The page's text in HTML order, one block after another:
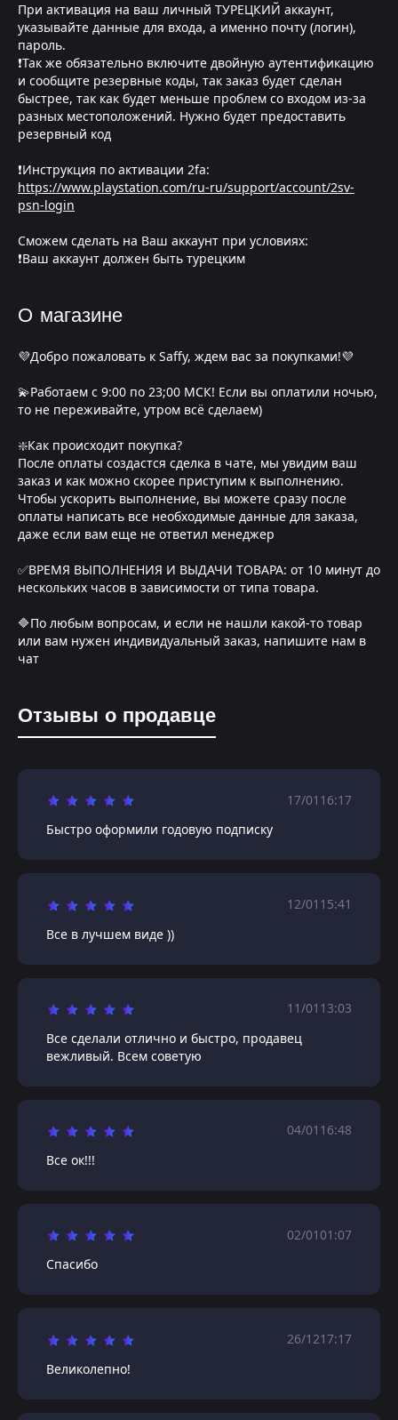
При активация на ваш личный ТУРЕЦКИЙ аккаунт,
указывайте данные для входа, а именно почту (логин),
пароль.
❗Так же обязательно включите двойную аутентификацию
и сообщите резервные коды, так заказ будет сделан
быстрее, так как будет меньше проблем со входом из-за
разных местоположений. Нужно будет предоставить
резервный код
❗Инструкция по активации 2fa:
https://www.playstation.com/ru-ru/support/account/2sv-
psn-login
Сможем сделать на Ваш аккаунт при условиях:
❗Ваш аккаунт должен быть турецким
О магазине
💜Добро пожаловать к Saffy, ждем вас за покупками!💜
💫Работаем с 9:00 по 23;00 МСК! Если вы оплатили ночью,
то не переживайте, утром всё сделаем)
❇️Как происходит покупка?
После оплаты создастся сделка в чате, мы увидим ваш
заказ и как можно скорее приступим к выполнению.
Чтобы ускорить выполнение, вы можете сразу после
оплаты написать все необходимые данные для заказа,
даже если вам еще не ответил менеджер
✅ВРЕМЯ ВЫПОЛНЕНИЯ И ВЫДАЧИ ТОВАРА: от 10 минут до
нескольких часов в зависимости от типа товара.
🔷По любым вопросам, и если не нашли какой-то товар
или вам нужен индивидуальный заказ, напишите нам в
чат
Отзывы о продавце
17/01 16:17
Быстро оформили годовую подписку
12/01 15:41
Все в лучшем виде ))
11/01 13:03
Все сделали отлично и быстро, продавец
вежливый. Всем советую
04/01 16:48
Все ок!!!
02/0101:07
Спасибо
26/1217:17
Великолепно!